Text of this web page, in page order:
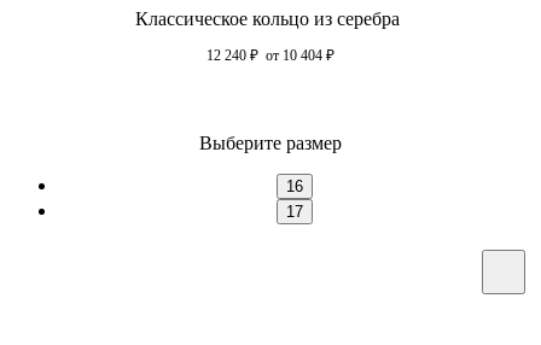
Классическое кольцо из серебра
12 240 ₽ от 10 404 ₽
Выберите размер
16
17